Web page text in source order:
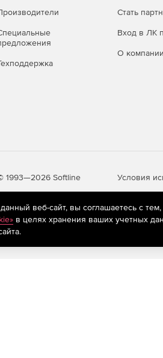
Стать
Вход в ЛК
О компании
1993—2026 Softline Условия
рекомендательные технологии
пользователей сети
веб-сайт, вы соглашаетесь с
в целях хранения ваших учетных